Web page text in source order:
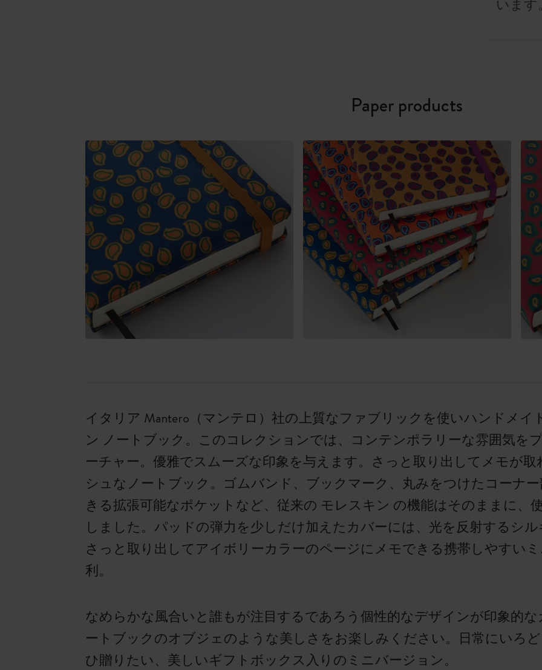
います
Paper products
イタリア Mantero（マンテロ）社の上質なファブリックを使いハンドメイ
ン ノートブック。このコレクションでは、コンテンポラリーな雰囲気を
ーチャー。優雅でスムーズな印象を与えます。さっと取り出してメモが
シュなノートブック。ゴムバンド、ブックマーク、丸みをつけたコーナ
きる拡張可能なポケットなど、従来の モレスキン の機能はそのままに、
しました。パッドの弾力を少しだけ加えたカバーには、光を反射するシ
さっと取り出してアイボリーカラーのページにメモできる携帯しやすい
利。
なめらかな風合いと誰もが注目するであろう個性的なデザインが印象的な
ートブックのオブジェのような美しさをお楽しみください。日常にいろ
ひ贈りたい、美しいギフトボックス入りのミニバージョン。